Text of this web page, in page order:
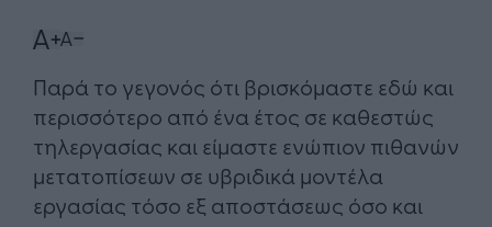
Παρά το γεγονός ότι βρισκόμαστε εδώ και
περισσότερο από ένα έτος σε καθεστώς
τηλεργασίας και είμαστε ενώπιον πιθανών
μετατοπίσεων σε υβριδικά μοντέλα
εργασίας τόσο εξ αποστάσεως όσο και